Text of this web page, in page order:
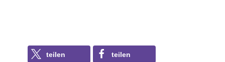
teilen teilen